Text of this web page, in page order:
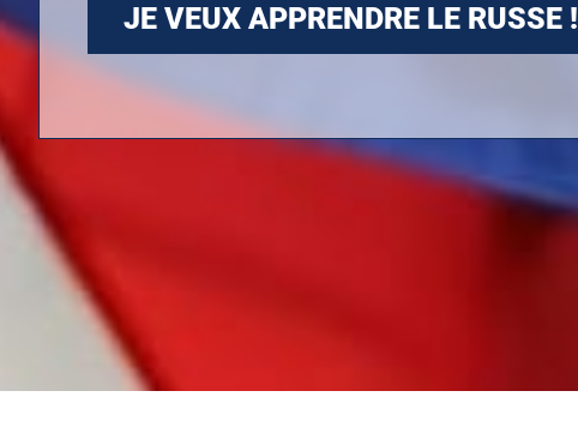
JE VEUX APPRENDRE LE RUSSE !